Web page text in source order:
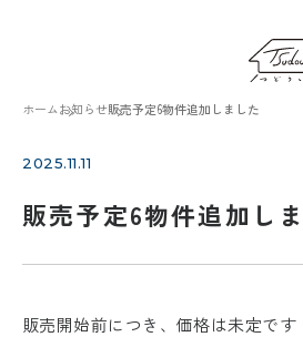
ホームお知らせ販売予定6物件追加しました
2025.11.11
販売予定6物件追加し
販売開始前につき、価格は未定です